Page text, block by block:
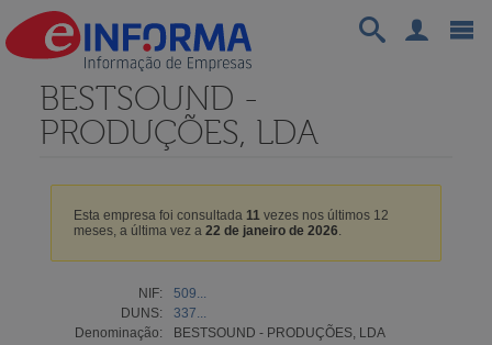
BESTSOUND -
PRODUÇÕES, LDA
Esta empresa foi consultada 11vezes nos últimos 12
meses, a última vez a 22 de janeiro de 2026.
NIF:
509...
DUNS:
337...
Denominação:
BESTSOUND - PRODUÇÕES, LDA